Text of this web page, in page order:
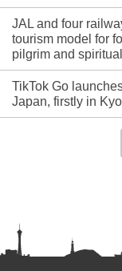
JAL and four
tourism model for
pilgrim and
TikTok Go
Japan, firstly in